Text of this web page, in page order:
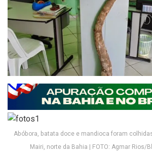
Abóbora, batata doce e mandioca foram
Mairi, norte da Bahia | FOTO: Agmar Rios/